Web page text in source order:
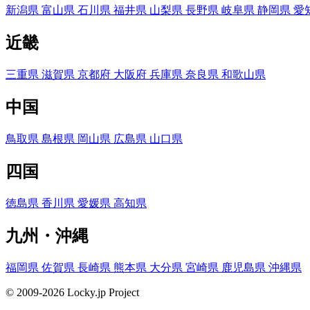
新潟県 富山県 石川県 福井県 山梨県 長野県 岐阜県 静岡県 愛
近畿
三重県 滋賀県 京都府 大阪府 兵庫県 奈良県 和歌山県
中国
鳥取県 島根県 岡山県 広島県 山口県
四国
徳島県 香川県 愛媛県 高知県
九州・沖縄
福岡県 佐賀県 長崎県 熊本県 大分県 宮崎県 鹿児島県 沖縄県
© 2009-2026 Locky.jp Project